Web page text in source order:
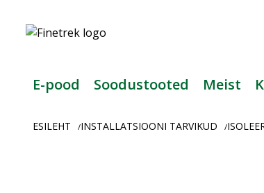
Usaldusväärne
tööstusautomaatika
E-pood Soodustooted Meist
ESILEHT /INSTALLATSIOONI TARVIKUD /